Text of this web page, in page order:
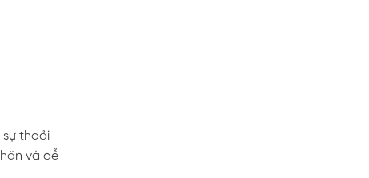
sự thoải
và dễ